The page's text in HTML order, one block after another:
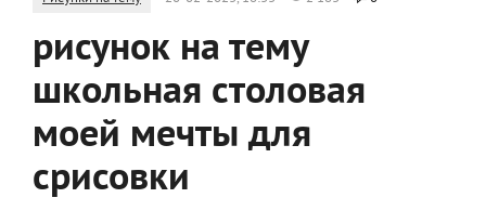
рисунок на тему
школьная столовая
моей мечты для
срисовки